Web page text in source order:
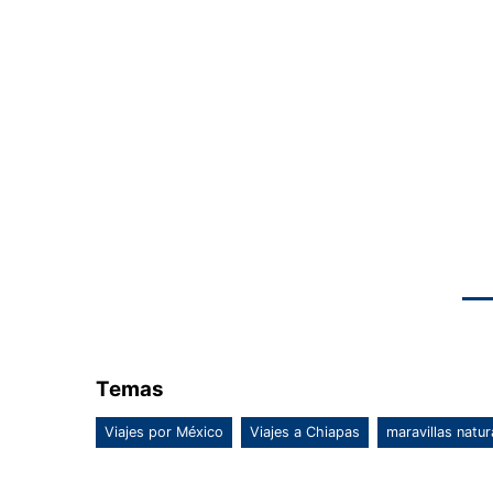
Temas
Viajes por México Viajes a Chiapas maravillas